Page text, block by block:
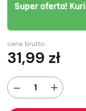
Super oferta!
cena brutto:
31,99 zł
- +